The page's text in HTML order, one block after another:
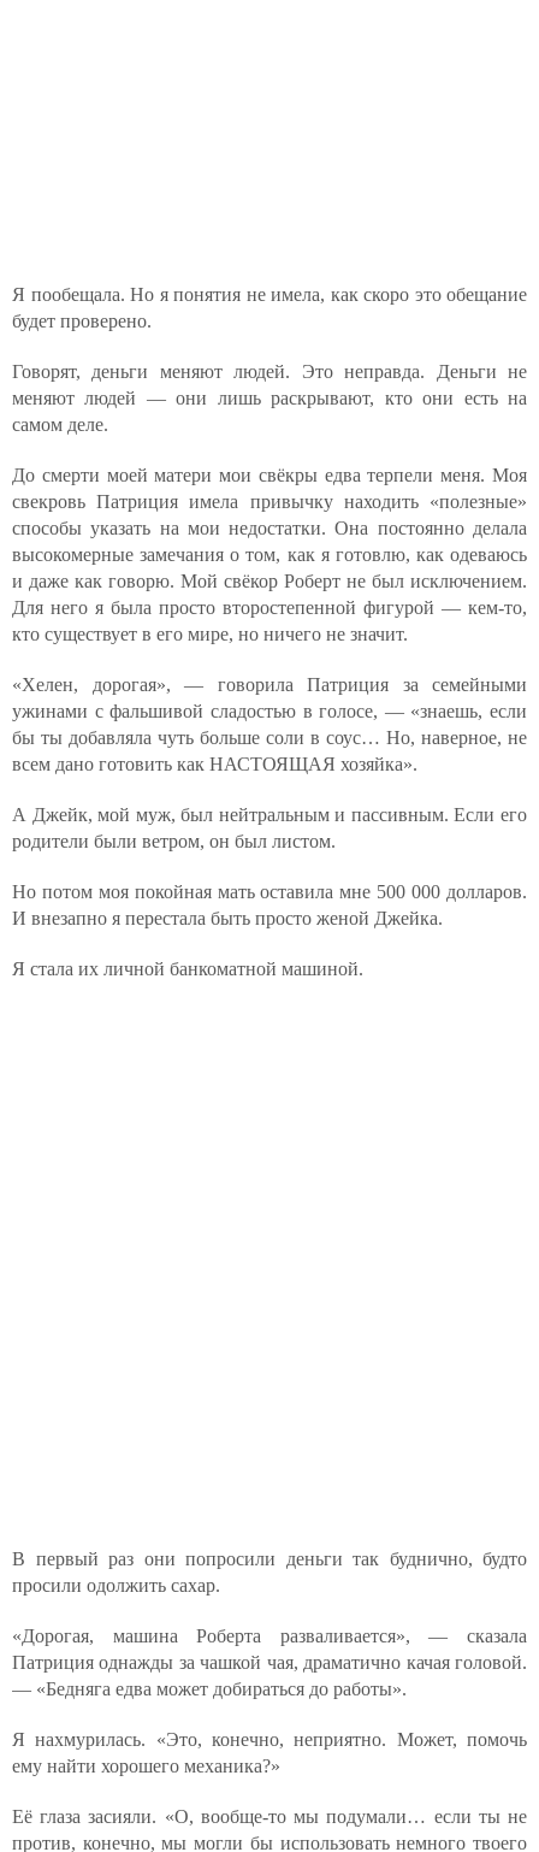
Я пообещала. Но я понятия не имела, как скоро это обещание
будет проверено.
Говорят, деньги меняют людей. Это неправда. Деньги не
меняют людей — они лишь раскрывают, кто они есть на
самом деле.
До смерти моей матери мои свёкры едва терпели меня. Моя
свекровь Патриция имела привычку находить «полезные»
способы указать на мои недостатки. Она постоянно делала
высокомерные замечания о том, как я готовлю, как одеваюсь
и даже как говорю. Мой свёкор Роберт не был исключением.
Для него я была просто второстепенной фигурой — кем-то,
кто существует в его мире, но ничего не значит.
«Хелен, дорогая», — говорила Патриция за семейными
ужинами с фальшивой сладостью в голосе, — «знаешь, если
бы ты добавляла чуть больше соли в соус… Но, наверное, не
всем дано готовить как НАСТОЯЩАЯ хозяйка».
А Джейк, мой муж, был нейтральным и пассивным. Если его
родители были ветром, он был листом.
Но потом моя покойная мать оставила мне 500 000 долларов.
И внезапно я перестала быть просто женой Джейка.
Я стала их личной банкоматной машиной.
В первый раз они попросили деньги так буднично, будто
просили одолжить сахар.
«Дорогая, машина Роберта разваливается», — сказала
Патриция однажды за чашкой чая, драматично качая головой.
— «Бедняга едва может добираться до работы».
Я нахмурилась. «Это, конечно, неприятно. Может, помочь
ему найти хорошего механика?»
Её глаза засияли. «О, вообще-то мы подумали… если ты не
против, конечно, мы могли бы использовать немного твоего